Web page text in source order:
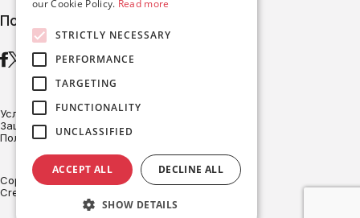
Подписаться
Copyright © BRITESOLAR 2026
Условия эксплуатации
Защита данных
Политика в отношении файлов cookie
Created with ♥ by Darkpony
our Cookie Policy. Read more
STRICTLY NECESSARY
PERFORMANCE
TARGETING
FUNCTIONALITY
UNCLASSIFIED
ACCEPT ALL DECLINE ALL
SHOW DETAILS